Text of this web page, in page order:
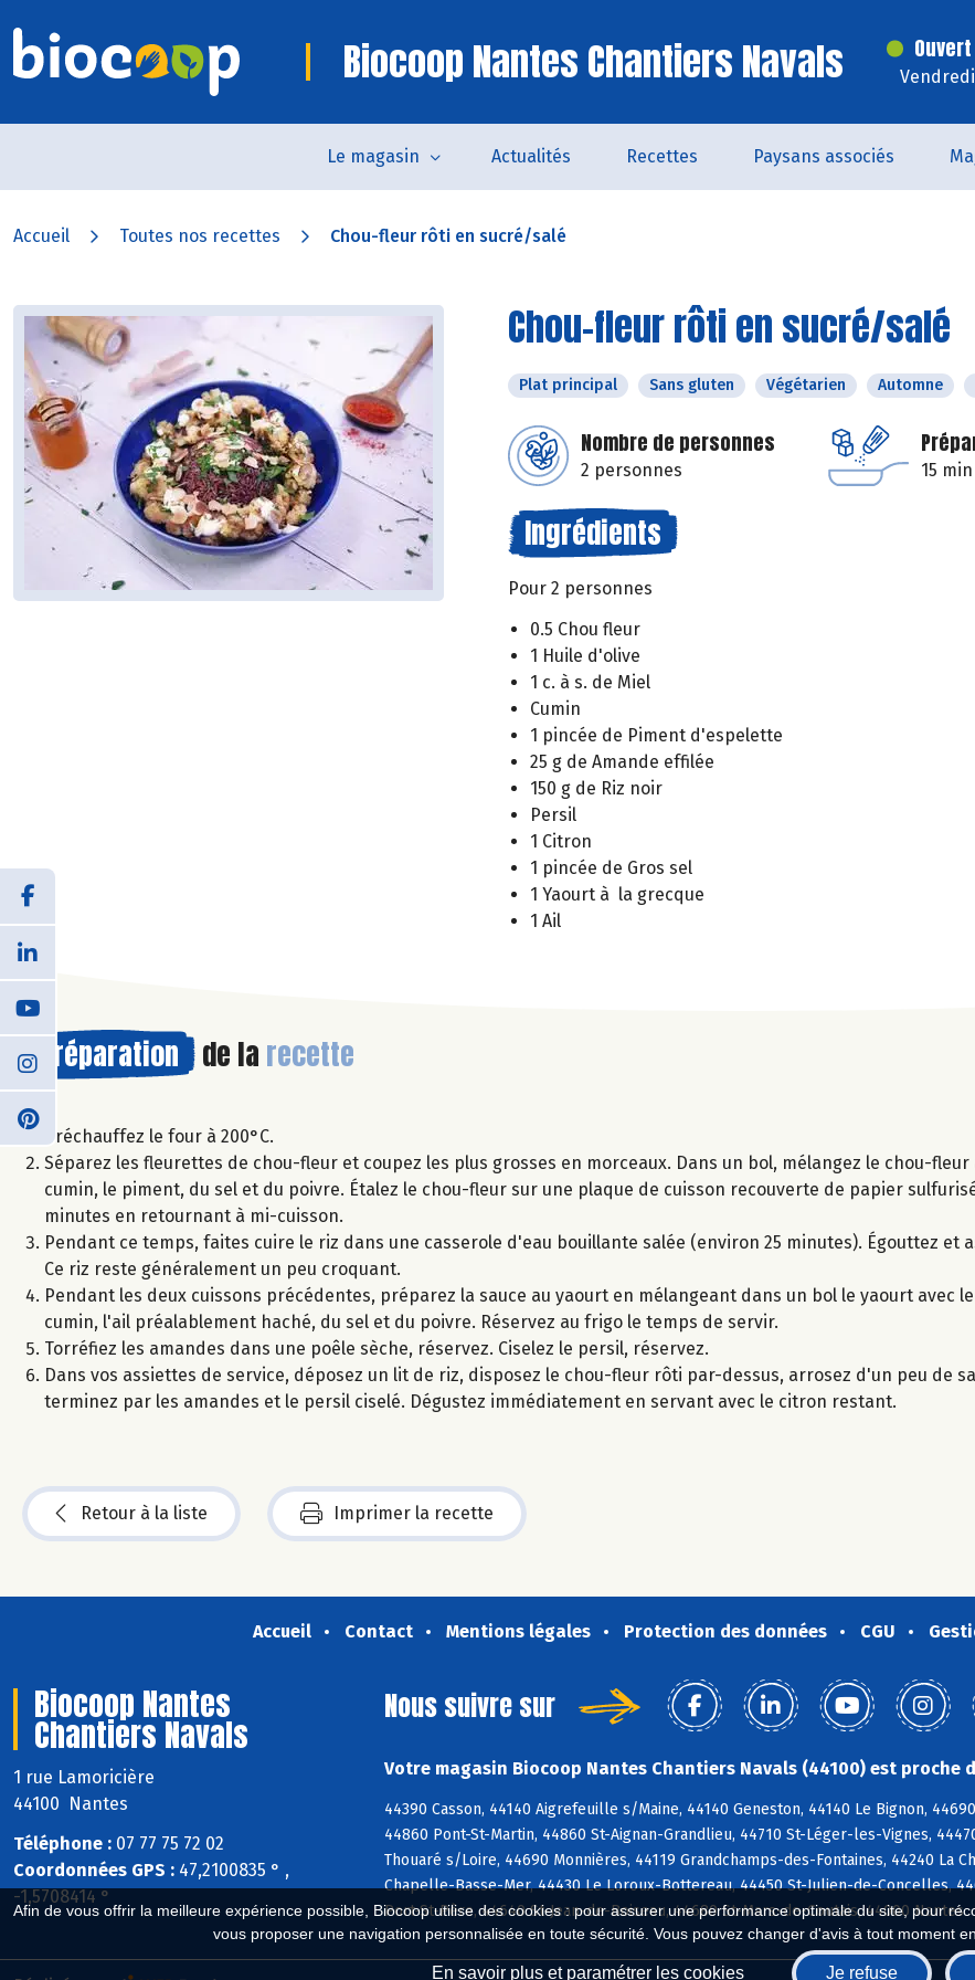
Afin de vous offrir la meilleure expérience possible, Biocoop utilise des cookies : pour assurer une performance optimale du site, pour
vous proposer une navigation personnalisée en toute sécurité. Vous pouvez changer d'avis à tout moment
En savoir plus et paramétrer les cookies Je refuse
Biocoop Nantes Chantiers Navals
Le magasin Actualités Recettes Paysans associés
Accueil Toutes nos recettes Chou-fleur rôti en sucré/salé
Chou-fleur rôti en sucré/salé
Plat principal Sans gluten Végétarien Automne
Nombre de personnes
2 personnes 15 min
Ingrédients
Pour 2 personnes
0.5 Chou fleur
1 Huile d'olive
1 c. à s. de Miel
Cumin
1 pincée de Piment d'espelette
25 g de Amande effilée
150 g de Riz noir
Persil
1 Citron
1 pincée de Gros sel
1 Yaourt à la grecque
1 Ail
Préparation de la recette
Préchauffez le four à 200°C.
Séparez les fleurettes de chou-fleur et coupez les plus grosses en morceaux. Dans un bol, mélangez le chou-fleur
cumin, le piment, du sel et du poivre. Étalez le chou-fleur sur une plaque de cuisson recouverte de papier
minutes en retournant à mi-cuisson.
Pendant ce temps, faites cuire le riz dans une casserole d'eau bouillante salée (environ 25 minutes). Égouttez et
Ce riz reste généralement un peu croquant.
Pendant les deux cuissons précédentes, préparez la sauce au yaourt en mélangeant dans un bol le yaourt avec
cumin, l'ail préalablement haché, du sel et du poivre. Réservez au frigo le temps de servir.
Torréfiez les amandes dans une poêle sèche, réservez. Ciselez le persil, réservez.
Dans vos assiettes de service, déposez un lit de riz, disposez le chou-fleur rôti par-dessus, arrosez d'un peu de
terminez par les amandes et le persil ciselé. Dégustez immédiatement en servant avec le citron restant.
Retour à la liste Imprimer la recette
Accueil Contact Mentions légales Protection des données CGU
Biocoop Nantes
Chantiers Navals
1 rue Lamoricière
44100 Nantes
Téléphone : 07 77 75 72 02
Coordonnées GPS : 47,2100835 ° ,
-1,5708414 °
Nous suivre sur
Votre magasin Biocoop Nantes Chantiers Navals (44100) est proche
44390 Casson, 44140 Aigrefeuille s/Maine, 44140 Geneston, 44140 Le Bignon,
44860 Pont-St-Martin, 44860 St-Aignan-Grandlieu, 44710 St-Léger-les-Vignes,
Thouaré s/Loire, 44690 Monnières, 44119 Grandchamps-des-Fontaines, 44240 La
Chapelle-Basse-Mer, 44430 Le Loroux-Bottereau, 44450 St-Julien-de-Concelles,
Port-St-Père, 44640 St-Jean-de-Boiseau, 44680 St-Mars-de-Coutais, 44000 Nantes